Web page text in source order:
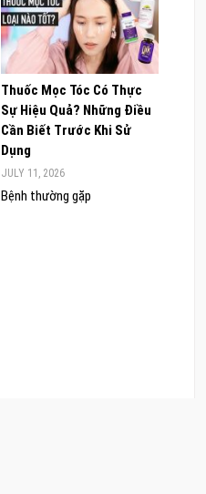
Thuốc Mọc Tóc Có Thực
Sự Hiệu Quả? Những Điều
Cần Biết Trước Khi Sử
Dụng
JULY 11, 2026
Bệnh thường gặp